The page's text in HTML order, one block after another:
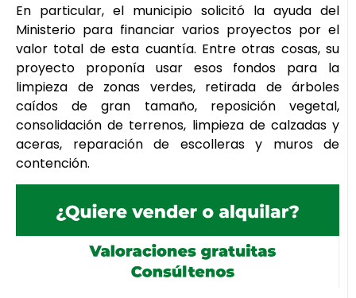
En particular, el municipio solicitó la ayuda del
Ministerio para financiar varios proyectos por el
valor total de esta cuantía. Entre otras cosas, su
proyecto proponía usar esos fondos para la
limpieza de zonas verdes, retirada de árboles
caídos de gran tamaño, reposición vegetal,
consolidación de terrenos, limpieza de calzadas y
aceras, reparación de escolleras y muros de
contención.